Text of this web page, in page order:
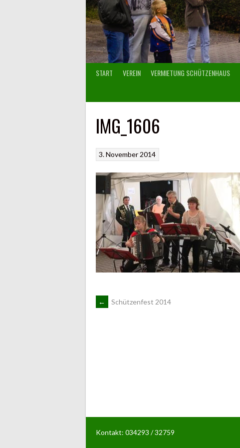
START VEREIN VERMIETUNG SCHÜTZENHAUS
IMG_1606
3. November 2014
ARTIKEL-
← Schützenfest 2014
Kontakt: 034293 / 32759